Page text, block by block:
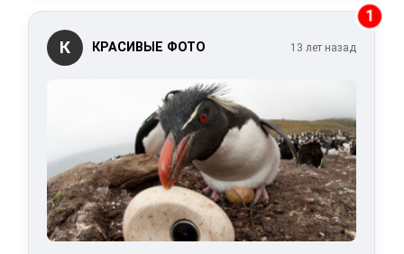
1
К КРАСИВЫЕ ФОТО 13 лет назад